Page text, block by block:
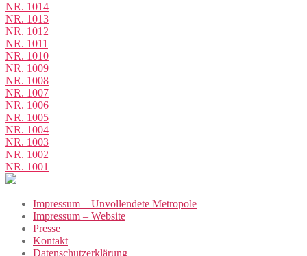
NR. 1014
NR. 1013
NR. 1012
NR. 1011
NR. 1010
NR. 1009
NR. 1008
NR. 1007
NR. 1006
NR. 1005
NR. 1004
NR. 1003
NR. 1002
NR. 1001
Impressum – Unvollendete Metropole
Impressum – Website
Presse
Kontakt
Datenschutzerklärung